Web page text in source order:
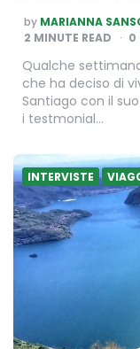
POSTED
BY
by MARIANNA
2 MINUTE READ 0
Qualche
che ha deciso di
Santiago con il
i testmonial…
INTERVISTE